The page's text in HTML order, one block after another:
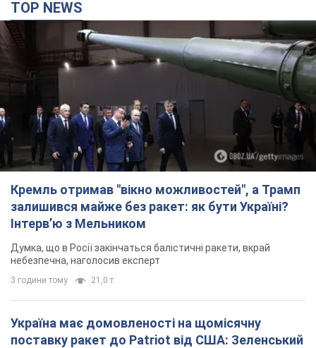
TOP NEWS
Кремль отримав "вікно можливостей", а Трамп
залишився майже без ракет: як бути Україні?
Інтерв’ю з Мельником
Думка, що в Росії закінчаться балістичні ракети, вкрай
небезпечна, наголосив експерт
3 години тому 21,0 т.
Україна має домовленості на щомісячну
поставку ракет до Patriot від США: Зеленський